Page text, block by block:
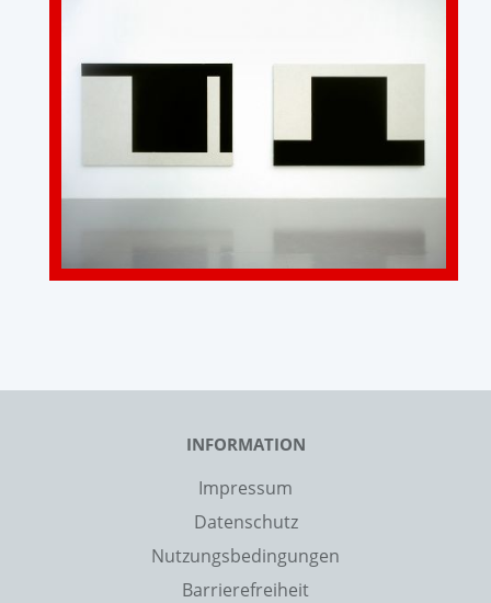
INFORMATION
Impressum
Datenschutz
Nutzungsbedingungen
Barrierefreiheit